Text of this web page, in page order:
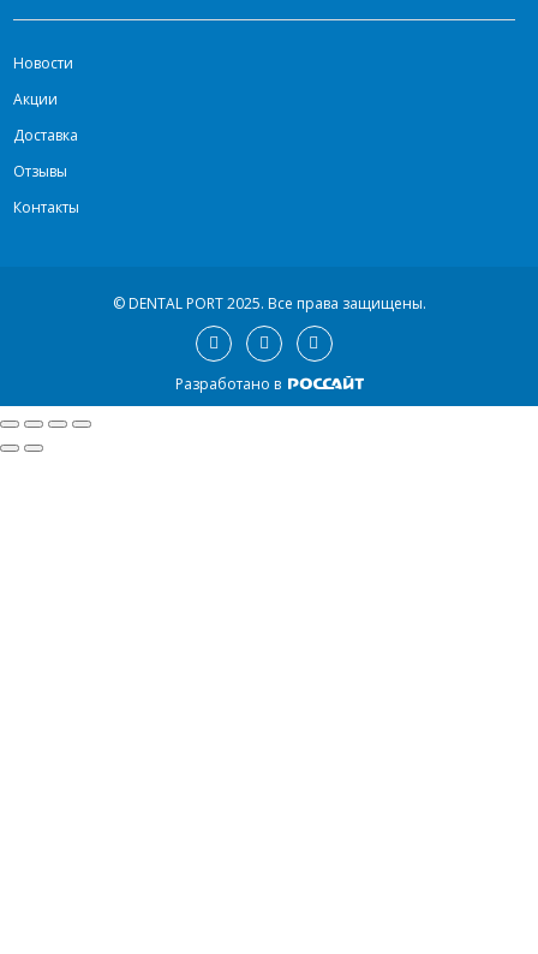
Новости
Акции
Доставка
Отзывы
Контакты
© DENTAL PORT 2025. Все права защищены.
Разработано в